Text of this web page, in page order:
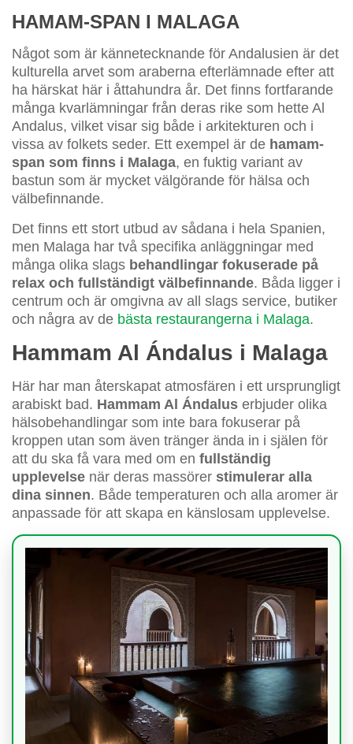
HAMAM-SPAN I MALAGA
Något som är kännetecknande för Andalusien är det
kulturella arvet som araberna efterlämnade efter att
ha härskat här i åttahundra år. Det finns fortfarande
många kvarlämningar från deras rike som hette Al
Andalus, vilket visar sig både i arkitekturen och i
vissa av folkets seder. Ett exempel är de hamam-
span som finns i Malaga, en fuktig variant av
bastun som är mycket välgörande för hälsa och
välbefinnande.
Det finns ett stort utbud av sådana i hela Spanien,
men Malaga har två specifika anläggningar med
många olika slags behandlingar fokuserade på
relax och fullständigt välbefinnande. Båda ligger i
centrum och är omgivna av all slags service, butiker
och några av de bästa restaurangerna i Malaga.
Hammam Al Ándalus i Malaga
Här har man återskapat atmosfären i ett ursprungligt
arabiskt bad. Hammam Al Ándalus erbjuder olika
hälsobehandlingar som inte bara fokuserar på
kroppen utan som även tränger ända in i själen för
att du ska få vara med om en fullständig
upplevelse när deras massörer stimulerar alla
dina sinnen. Både temperaturen och alla aromer är
anpassade för att skapa en känslosam upplevelse.